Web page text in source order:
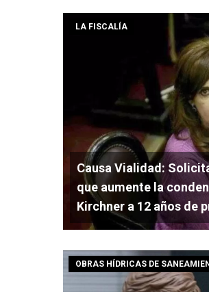
LA FISCALÍA
Causa Vialidad:
que aumente la
Kirchner a 12 años de
OBRAS HÍDRICAS DE